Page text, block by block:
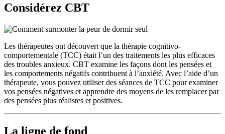
Considérez CBT
Les thérapeutes ont découvert que la thérapie cognitivo-
comportementale (TCC) était l’un des traitements les plus efficaces
des troubles anxieux. CBT examine les façons dont les pensées et
les comportements négatifs contribuent à l’anxiété. Avec l’aide d’un
thérapeute, vous pouvez utiliser des séances de TCC pour examiner
vos pensées négatives et apprendre des moyens de les remplacer par
des pensées plus réalistes et positives.
La ligne de fond